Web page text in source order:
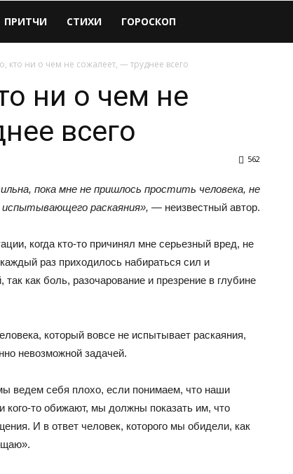
ПРИТЧИ СТИХИ ГОРОСКОП
кто ни о чем не сожалеет, — труднее всего
ни о чем не
всего
562
пока мне не пришлось простить человека, не
испытывающего раскаяния», — неизвестный автор.
когда кто-то причинял мне серьезный вред, не
раз приходилось набираться сил и
как боль, разочарование и презрение в глубине
который вовсе не испытывает раскаяния,
невозможной задачей.
ведем себя плохо, если понимаем, что наши
кого-то обижают, мы должны показать им, что
И в ответ человек, которого мы обидели, как